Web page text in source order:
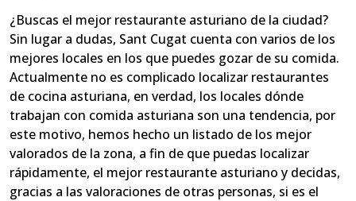
¿Buscas el mejor restaurante asturiano de la ciudad?
Sin lugar a dudas, Sant Cugat cuenta con varios de los
mejores locales en los que puedes gozar de su comida.
Actualmente no es complicado localizar restaurantes
de cocina asturiana, en verdad, los locales dónde
trabajan con comida asturiana son una tendencia, por
este motivo, hemos hecho un listado de los mejor
valorados de la zona, a fin de que puedas localizar
rápidamente, el mejor restaurante asturiano y decidas,
gracias a las valoraciones de otras personas, si es el